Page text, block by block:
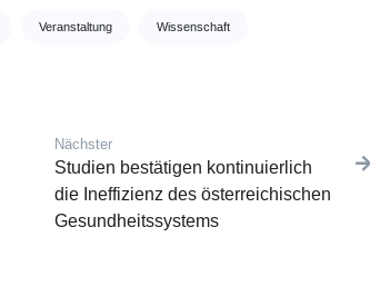
Veranstaltung Wissenschaft
Beitrag:
Nächster
Nächster Beitrag:
Studien bestätigen kontinuierlich
die Ineffizienz des österreichischen
Gesundheitssystems